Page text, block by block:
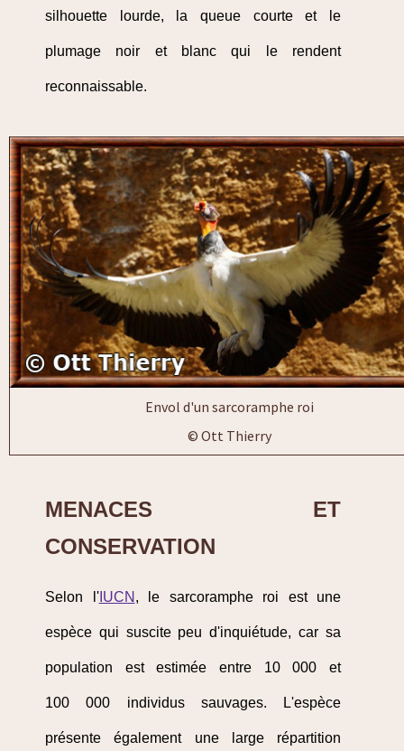
silhouette lourde, la queue courte et le
plumage noir et blanc qui le rendent
reconnaissable.
Envol d'un sarcoramphe roi
© Ott Thierry
MENACES ET
CONSERVATION
Selon l'IUCN , le sarcoramphe roi est une
espèce qui suscite peu d'inquiétude, car sa
population est estimée entre 10 000 et
100 000 individus sauvages. L'espèce
présente également une large répartition